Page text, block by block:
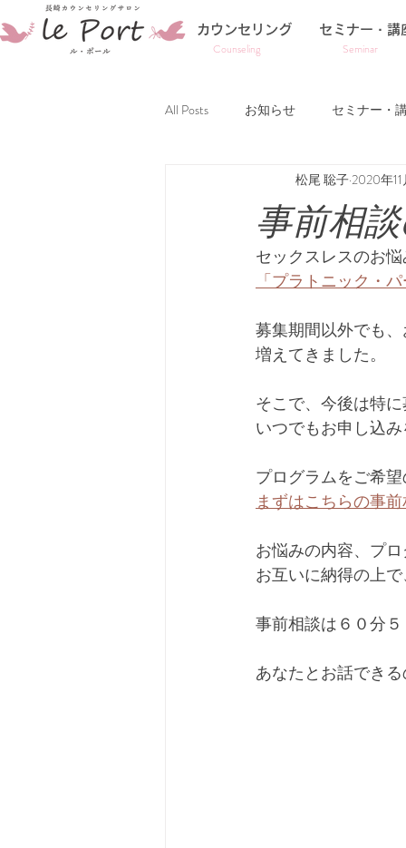
Seminar
Counseling
カウンセリング セミナー・講
All Posts お知らせ セミナー・
事前相
松尾 聡子 2020年
セックスレスのお
「プラトニック・
募集期間以外でも
増えてきました。
そこで、今後は特
いつでもお申し込
プログラムをご希
まずはこちらの事
お悩みの内容、プ
お互いに納得の上
事前相談は６０分
あなたとお話でき